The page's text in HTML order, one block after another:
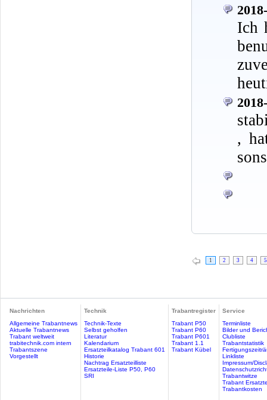
Ich
,
1 2 3 4 5
Nachrichten
Allgemeine Trabantnews
Aktuelle Trabantnews
Trabant weltweit
trabitechnik.com intern
Trabantszene
Vorgestellt
Technik
Technik-Texte
Selbst geholfen
Literatur
Kalendarium
Ersatzteilkatalog Trabant 601
Historie
Nachtrag Ersatzteilliste
Ersatzteile-Liste P50, P60
SRI
Trabantregister
Trabant P50
Trabant P60
Trabant P601
Trabant 1.1
Trabant Kübel
Service
Terminliste
Bilder und
Clubliste
Trabantstatistik
Linkliste
Impressum/
Trabantwitze
Trabant
Trabantkosten